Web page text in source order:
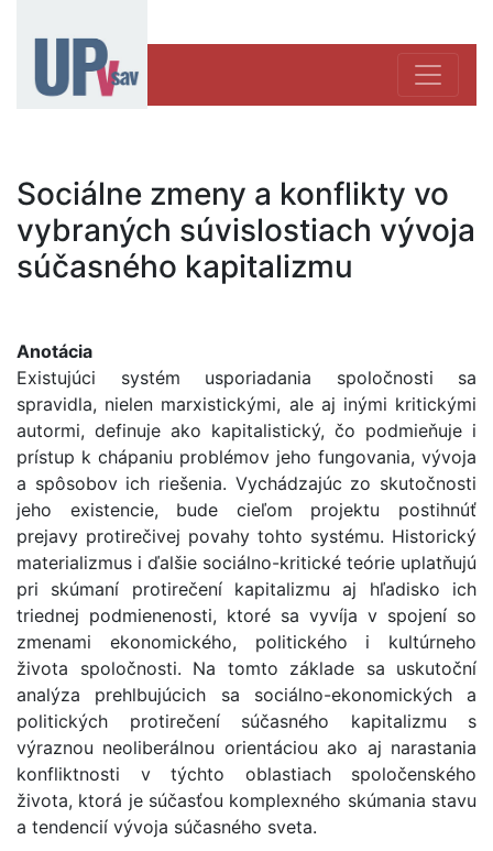
Sociálne zmeny a konflikty vo
vybraných súvislostiach vývoja
súčasného kapitalizmu
Anotácia
Existujúci systém usporiadania spoločnosti sa
spravidla, nielen marxistickými, ale aj inými kritickými
autormi, definuje ako kapitalistický, čo podmieňuje i
prístup k chápaniu problémov jeho fungovania, vývoja
a spôsobov ich riešenia. Vychádzajúc zo skutočnosti
jeho existencie, bude cieľom projektu postihnúť
prejavy protirečivej povahy tohto systému. Historický
materializmus i ďalšie sociálno-kritické teórie uplatňujú
pri skúmaní protirečení kapitalizmu aj hľadisko ich
triednej podmienenosti, ktoré sa vyvíja v spojení so
zmenami ekonomického, politického i kultúrneho
života spoločnosti. Na tomto základe sa uskutoční
analýza prehlbujúcich sa sociálno-ekonomických a
politických protirečení súčasného kapitalizmu s
výraznou neoliberálnou orientáciou ako aj narastania
konfliktnosti v týchto oblastiach spoločenského
života, ktorá je súčasťou komplexného skúmania stavu
a tendencií vývoja súčasného sveta.